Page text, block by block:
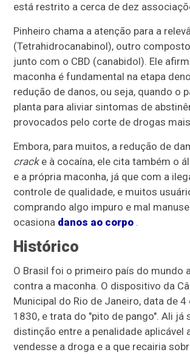
está restrito a cerca de dez
Pinheiro chama a atenção para a
(Tetrahidrocanabinol), outro
junto com o CBD (canabidol). Ele
maconha é fundamental na etapa
redução de danos, ou seja, quando o
planta para aliviar sintomas de
provocados pelo corte de drogas
Embora, para muitos, a redução de
cracke à cocaína, ele cita também o
e a própria maconha, já que com a
controle de qualidade, e muitos
comprando algo impuro e mal
ocasiona danos ao corpo .
Histórico
O Brasil foi o primeiro país do mundo
contra a maconha. O dispositivo da
Municipal do Rio de Janeiro, data de
1830, e trata do "pito de pango". Ali já
distinção entre a penalidade aplicável
vendesse a droga e a que recairia